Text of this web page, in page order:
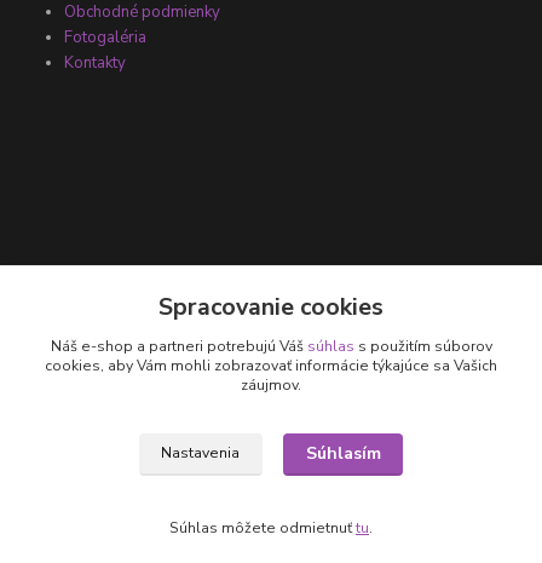
Obchodné podmienky
Fotogaléria
Kontakty
+421 905 531 251
Spracovanie cookies
Náš e-shop a partneri potrebujú Váš súhlas s použitím súborov
cookies, aby Vám mohli zobrazovať informácie týkajúce sa Vašich
záujmov.
Nastavenia Súhlasím
Súhlas môžete odmietnuťtu.